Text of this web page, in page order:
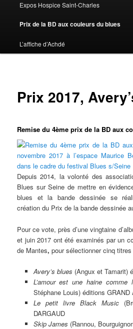
Expos Hospice Saint-Charles
Prix de la BD aux couleurs du blues
L’affiche d’Achdé
Prix 2017,
Remise du 4ème prix de la BD aux
Depuis 2014, la volonté des
Blues sur Seine de mettre en
blues et la bande dessinée se
création du Prix de la bande dessinée
Pour ce vote, près d’une vingtaine
et juin 2017 ont été examinés par un
de Mantes, pour sélectionner cinq
Avery’s blues (Angux et Tamarit)
L’amour est une haine comme
Stéphane Louis) éditions GRAND
Le petit livre Black Music
DARGAUD
Skip James (Rannou,